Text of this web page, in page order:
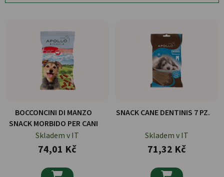
BOCCONCINI DI MANZO
SNACK MORBIDO PER CANI
Skladem v IT
74,01 Kč
SNACK CANE DENTINIS 7 PZ.
Skladem v IT
71,32 Kč